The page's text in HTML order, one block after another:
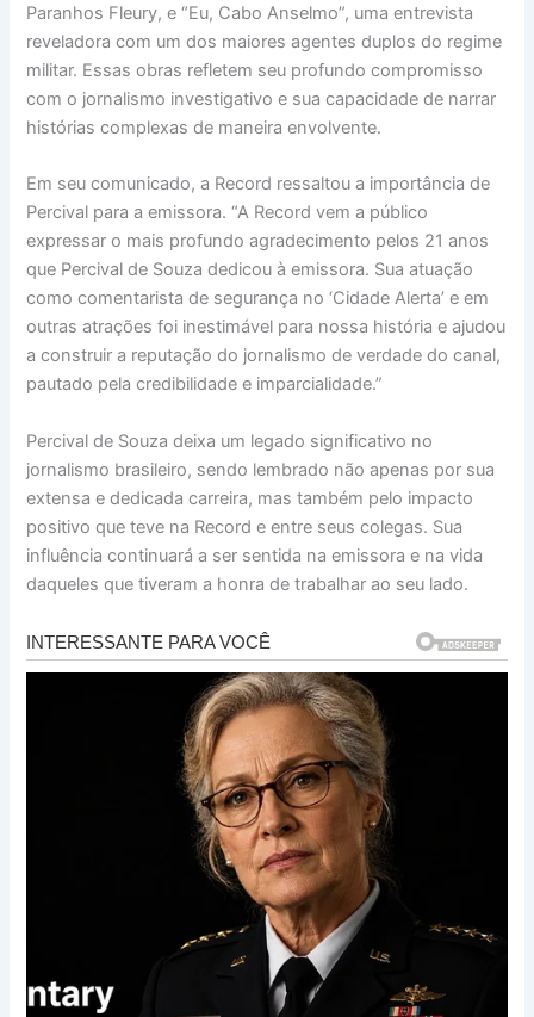
Paranhos Fleury, e “Eu, Cabo Anselmo”, uma entrevista
reveladora com um dos maiores agentes duplos do regime
militar. Essas obras refletem seu profundo compromisso
com o jornalismo investigativo e sua capacidade de narrar
histórias complexas de maneira envolvente.
Em seu comunicado, a Record ressaltou a importância de
Percival para a emissora. “A Record vem a público
expressar o mais profundo agradecimento pelos 21 anos
que Percival de Souza dedicou à emissora. Sua atuação
como comentarista de segurança no ‘Cidade Alerta’ e em
outras atrações foi inestimável para nossa história e ajudou
a construir a reputação do jornalismo de verdade do canal,
pautado pela credibilidade e imparcialidade.”
Percival de Souza deixa um legado significativo no
jornalismo brasileiro, sendo lembrado não apenas por sua
extensa e dedicada carreira, mas também pelo impacto
positivo que teve na Record e entre seus colegas. Sua
influência continuará a ser sentida na emissora e na vida
daqueles que tiveram a honra de trabalhar ao seu lado.